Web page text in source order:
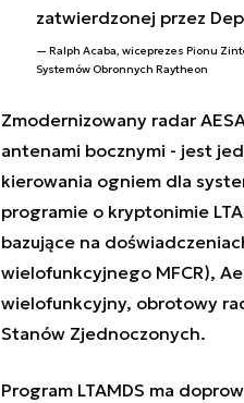
zatwierdzonej przez
Ralph Acaba, wiceprezes Pionu
Systemów Obronnych Raytheon
Zmodernizowany radar
antenami bocznymi - jest
kierowania ogniem dla
programie o kryptonimie
bazujące na
wielofunkcyjnego MFCR),
wielofunkcyjny, obrotowy
Stanów Zjednoczonych.
Program LTAMDS ma